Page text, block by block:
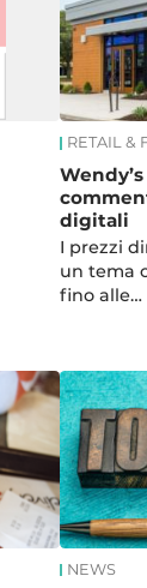
RETAIL &
digitali
I prezzi
un tema
fino alle…
NEWS